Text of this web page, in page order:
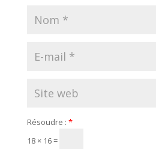
Résoudre : *
18 × 16 =